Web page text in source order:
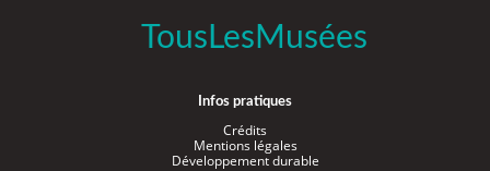
TousLesMusées
Infos pratiques
Crédits
Mentions légales
Développement durable